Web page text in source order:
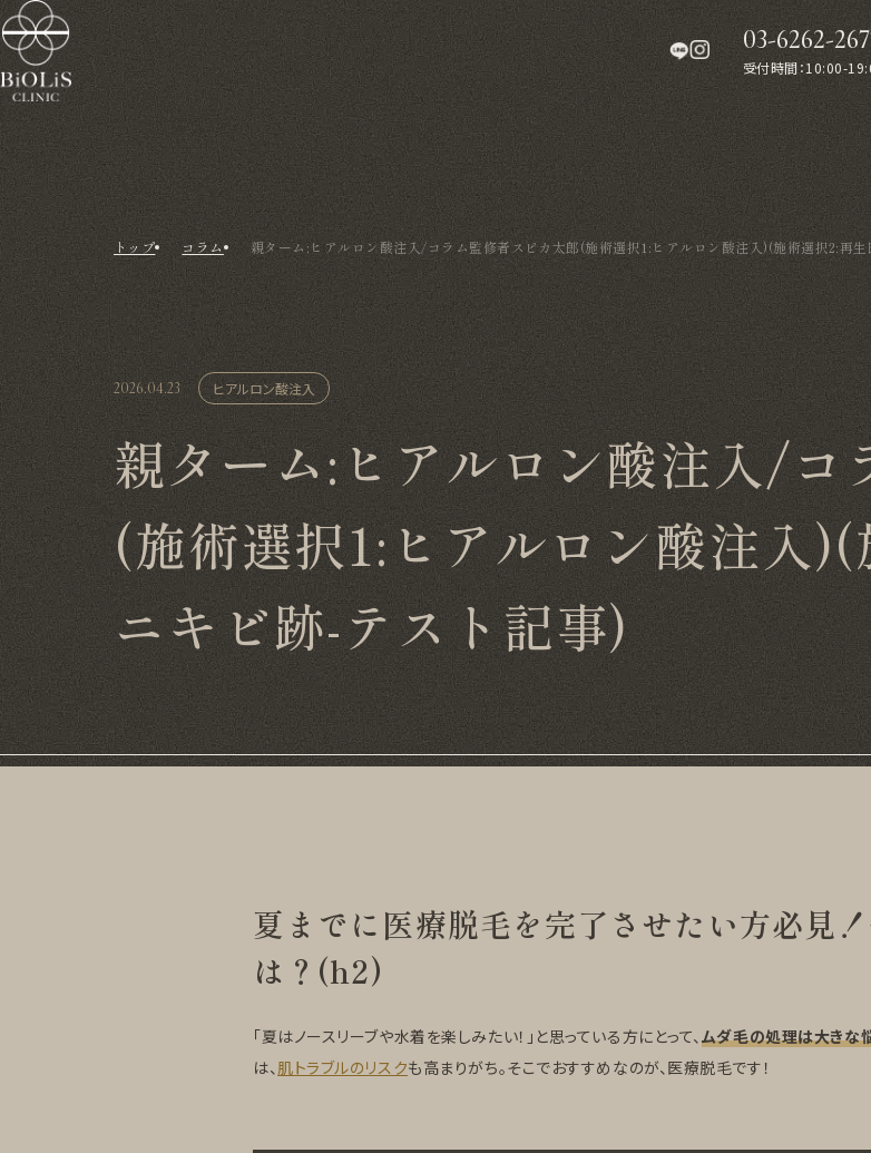
03-6262-
受付時間：10:00-
トップ コラム 親ターム:ヒアルロン酸注入/コラム監修者スピカ太郎(施術選択1:ヒアルロン酸注入)(施術選択2:再
2026.04.23 ヒアルロン酸注入
親ターム:ヒアルロン酸注入/コ
(施術選択1:ヒアルロン酸注入
ニキビ跡-テスト記事)
夏までに医療脱毛を完了させたい方必見
は？(h2)
「夏はノースリーブや水着を楽しみたい！」と思っている方にとって、ムダ毛の処理は大きな
は、肌トラブルのリスクも高まりがち。そこでおすすめなのが、医療脱毛です！